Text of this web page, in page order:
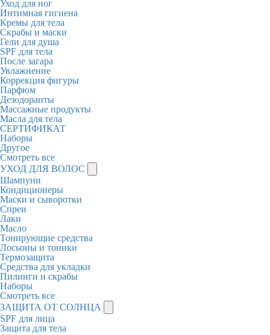
Уход для ног
Интимная гигиена
Кремы для тела
Скрабы и маски
Гели для душа
SPF для тела
После загара
Увлажнение
Коррекция фигуры
Парфюм
Дезодоранты
Массажные продукты
Масла для тела
СЕРТИФИКАТ
Наборы
Другое
Смотреть все
УХОД ДЛЯ ВОЛОС
Шампуни
Кондиционеры
Маски и сыворотки
Спреи
Лаки
Масло
Тонирующие средства
Лосьоны и тоники
Термозащита
Средства для укладки
Пилинги и скрабы
Наборы
Смотреть все
ЗАЩИТА ОТ СОЛНЦА
SPF для лица
Защита для тела